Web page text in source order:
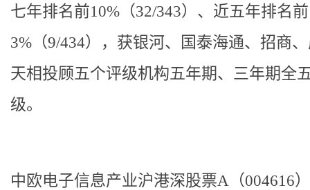
七年排名前10%（32/343）、近五年排名前
3%（9/434），获银河、国泰海通、招商
天相投顾五个评级机构五年期、三年期全
级。
中欧电子信息产业沪港深股票A（004616）